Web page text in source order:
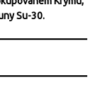
Su-30.